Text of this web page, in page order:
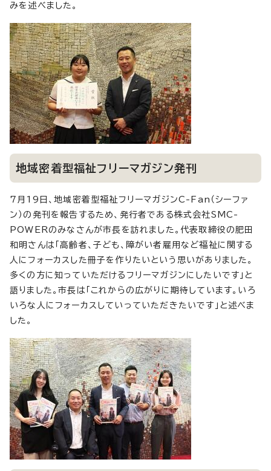
みを述べました。
地域密着型福祉フリーマガジン発刊
7月19日、地域密着型福祉フリーマガジンC-Fan（シーファ
ン）の発刊を報告するため、発行者である株式会社SMC-
POWERのみなさんが市長を訪れました。代表取締役の肥田
和明さんは「高齢者、子ども、障がい者雇用など福祉に関する
人にフォーカスした冊子を作りたいという思いがありました。
多くの方に知っていただけるフリーマガジンにしたいです」と
語りました。市長は「これからの広がりに期待しています。いろ
いろな人にフォーカスしていっていただきたいです」と述べま
した。